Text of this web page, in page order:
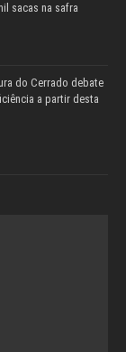
sacas na safra
do Cerrado debate
a partir desta